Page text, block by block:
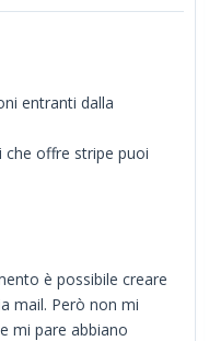
entranti dalla
che offre stripe puoi
è possibile creare
mail. Però non mi
mi pare abbiano